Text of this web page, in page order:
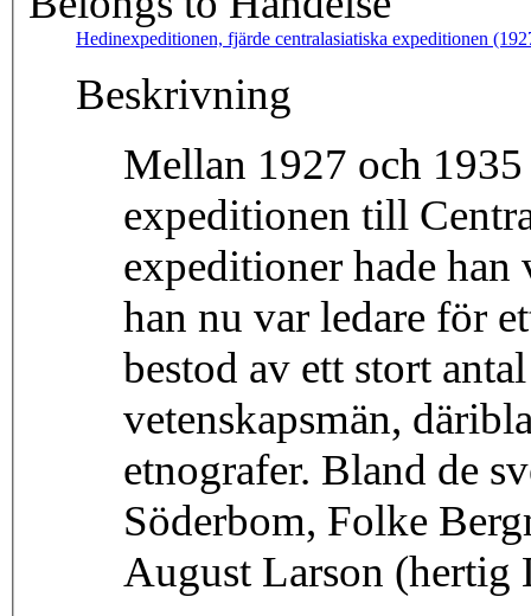
Hedinexpeditionen, fjärde centralasiatiska expeditionen
Beskrivning
Mellan 1927 och
expeditionen till
expeditioner hade han
han nu var ledare för
bestod av ett stort
vetenskapsmän,
etnografer. Bland de
Söderbom, Folke
August Larson (hertig